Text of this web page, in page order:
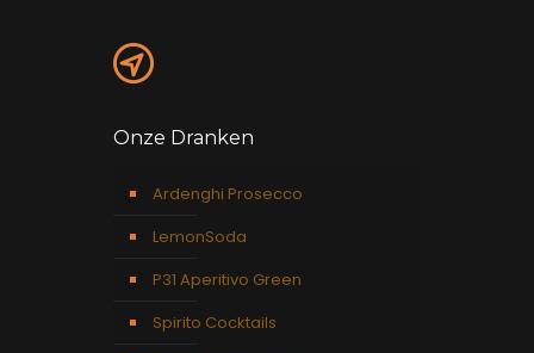
Onze Dranken
Ardenghi Prosecco
LemonSoda
P31 Aperitivo Green
Spirito Cocktails